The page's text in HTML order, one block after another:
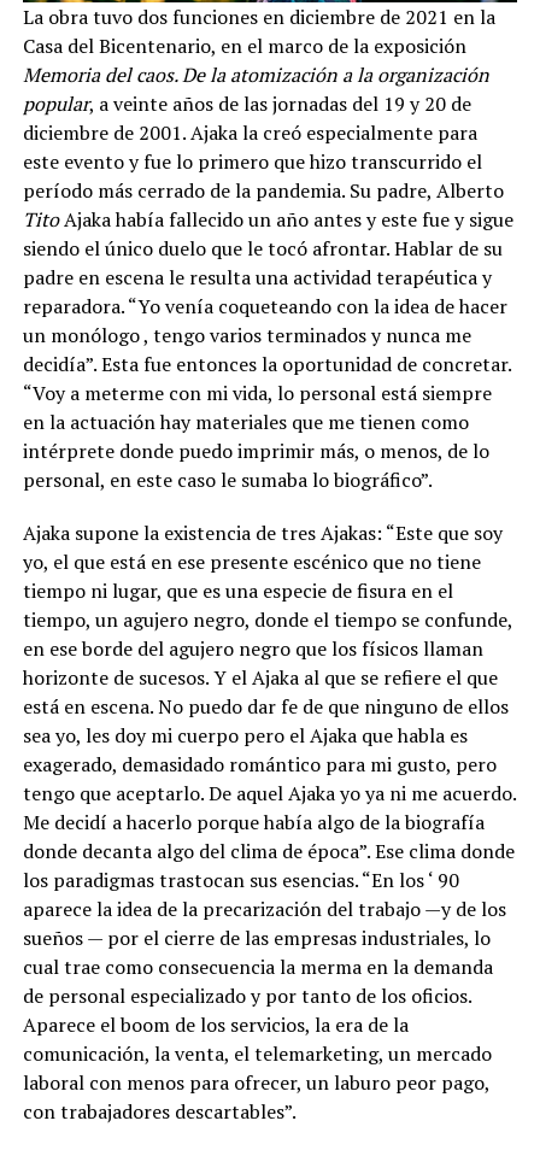
La obra tuvo dos funciones en diciembre de 2021 en la
Casa del Bicentenario, en el marco de la exposición
Memoria del caos. De la atomización a la organización
popular, a veinte años de las jornadas del 19 y 20 de
diciembre de 2001. Ajaka la creó especialmente para
este evento y fue lo primero que hizo transcurrido el
período más cerrado de la pandemia. Su padre, Alberto
TitoAjaka había fallecido un año antes y este fue y sigue
siendo el único duelo que le tocó afrontar. Hablar de su
padre en escena le resulta una actividad terapéutica y
reparadora. “Yo venía coqueteando con la idea de hacer
un monólogo , tengo varios terminados y nunca me
decidía”. Esta fue entonces la oportunidad de concretar.
“Voy a meterme con mi vida, lo personal está siempre
en la actuación hay materiales que me tienen como
intérprete donde puedo imprimir más, o menos, de lo
personal, en este caso le sumaba lo biográfico”.
Ajaka supone la existencia de tres Ajakas: “Este que soy
yo, el que está en ese presente escénico que no tiene
tiempo ni lugar, que es una especie de fisura en el
tiempo, un agujero negro, donde el tiempo se confunde,
en ese borde del agujero negro que los físicos llaman
horizonte de sucesos. Y el Ajaka al que se refiere el que
está en escena. No puedo dar fe de que ninguno de ellos
sea yo, les doy mi cuerpo pero el Ajaka que habla es
exagerado, demasidado romántico para mi gusto, pero
tengo que aceptarlo. De aquel Ajaka yo ya ni me acuerdo.
Me decidí a hacerlo porque había algo de la biografía
donde decanta algo del clima de época”. Ese clima donde
los paradigmas trastocan sus esencias. “En los ‘ 90
aparece la idea de la precarización del trabajo —y de los
sueños — por el cierre de las empresas industriales, lo
cual trae como consecuencia la merma en la demanda
de personal especializado y por tanto de los oficios.
Aparece el boom de los servicios, la era de la
comunicación, la venta, el telemarketing, un mercado
laboral con menos para ofrecer, un laburo peor pago,
con trabajadores descartables”.